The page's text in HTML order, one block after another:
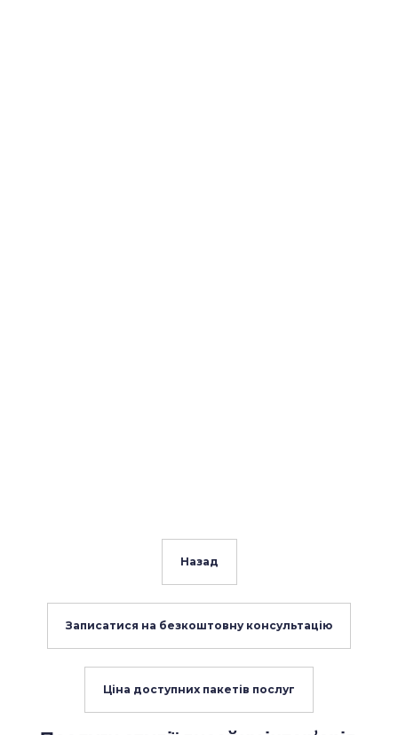
Назад
Записатися на безкоштовну консультацію
Ціна доступних пакетів послуг